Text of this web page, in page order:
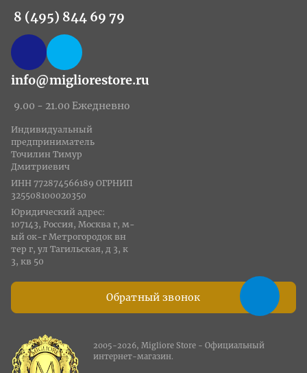
8 (495) 844 69 79
info@migliorestore.ru
9.00 - 21.00 Ежедневно
Обратный звонок
Индивидуальный
предприниматель
Точилин Тимур
Дмитриевич
ИНН 772874566189 ОГРНИП
325508100020350
Юридический адрес:
107143, Россия, Москва г, м-
ый ок-г Метрогородок вн
тер г, ул Тагильская, д 3, к
3, кв 50
2005-2026, Migliore Store - Официальный
интернет-магазин.